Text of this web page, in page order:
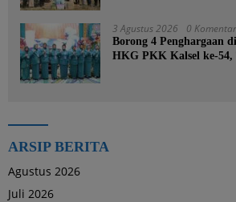
Bumbu
3 Agustus 2026 0 Komentar
Borong 4 Penghargaan di
HKG PKK Kalsel ke-54,
ARSIP BERITA
Agustus 2026
Juli 2026